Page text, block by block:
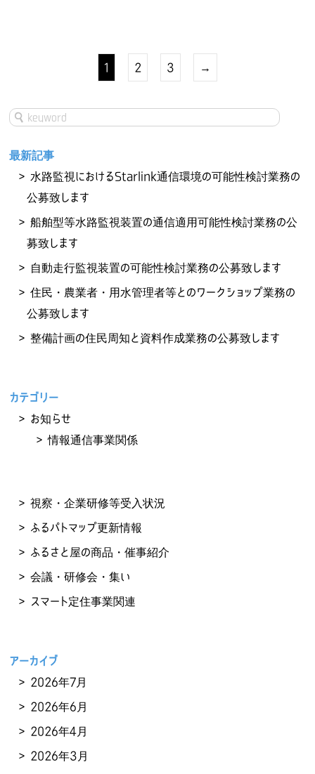
1 2 3 →
最新記事
水路監視におけるStarlink通信環境の可能性検討業務の
公募致します
船舶型等水路監視装置の通信適用可能性検討業務の公
募致します
自動走行監視装置の可能性検討業務の公募致します
住民・農業者・用水管理者等とのワークショップ業務の
公募致します
整備計画の住民周知と資料作成業務の公募致します
カテゴリー
お知らせ
情報通信事業関係
視察・企業研修等受入状況
ふるパトマップ更新情報
ふるさと屋の商品・催事紹介
会議・研修会・集い
スマート定住事業関連
アーカイブ
2026年7月
2026年6月
2026年4月
2026年3月